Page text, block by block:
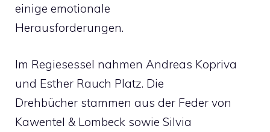
einige emotionale
Herausforderungen.
Im Regiesessel nahmen Andreas Kopriva
und Esther Rauch Platz. Die
Drehbücher stammen aus der Feder von
Kawentel & Lombeck sowie Silvia